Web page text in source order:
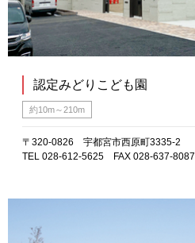
認定みどりこども園
約10m～210m
〒320-0826 宇都宮市西原町3335-2
TEL 028-612-5625 FAX 028-637-8087